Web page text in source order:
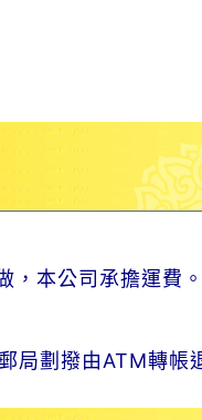
本公司承擔運費。
局劃撥由ATM轉帳